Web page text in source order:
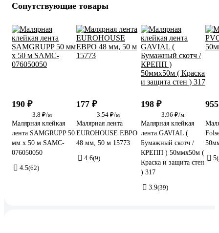
Сопутствующие товары
190 ₽
3.8 ₽/м
Малярная клейкая
лента SAMGRUPP 50
мм х 50 м SAMC-
076050050
4.5(62)
177 ₽
3.54 ₽/м
Малярная лента
EUROHOUSE ЕВРО
48 мм, 50 м 15773
4.6(9)
198 ₽
3.96 ₽/м
Малярная клейкая
лента GAVIAL (
Бумажный скотч /
КРЕПП ) 50ммх50м (
Краска и защита стен
) 317
3.9(39)
5